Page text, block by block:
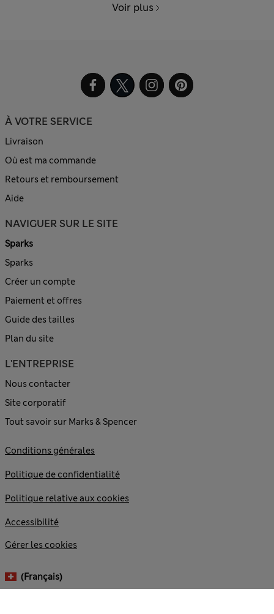
Voir plus
À VOTRE SERVICE
Livraison
Où est ma commande
Retours et remboursement
Aide
NAVIGUER SUR LE SITE
Sparks
Sparks
Créer un compte
Paiement et offres
Guide des tailles
Plan du site
L'ENTREPRISE
Nous contacter
Site corporatif
Tout savoir sur Marks & Spencer
Conditions générales
Politique de confidentialité
Politique relative aux cookies
Accessibilité
Gérer les cookies
(français)